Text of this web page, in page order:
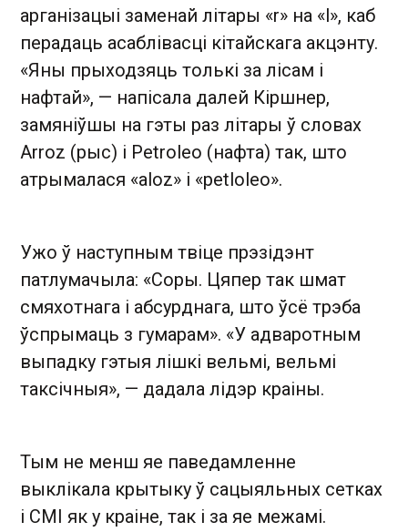
арганізацыі заменай літары «r» на «l», каб
перадаць асаблівасці кітайскага акцэнту.
«Яны прыходзяць толькі за лісам і
нафтай», — напісала далей Кіршнер,
замяніўшы на гэты раз літары ў словах
Arroz (рыс) і Petroleo (нафта) так, што
атрымалася «aloz» і «petloleo».
Ужо ў наступным твіце прэзідэнт
патлумачыла: «Соры. Цяпер так шмат
смяхотнага і абсурднага, што ўсё трэба
ўспрымаць з гумарам». «У адваротным
выпадку гэтыя лішкі вельмі, вельмі
таксічныя», — дадала лідэр краіны.
Тым не менш яе паведамленне
выклікала крытыку ў сацыяльных сетках
і СМІ як у краіне, так і за яе межамі.